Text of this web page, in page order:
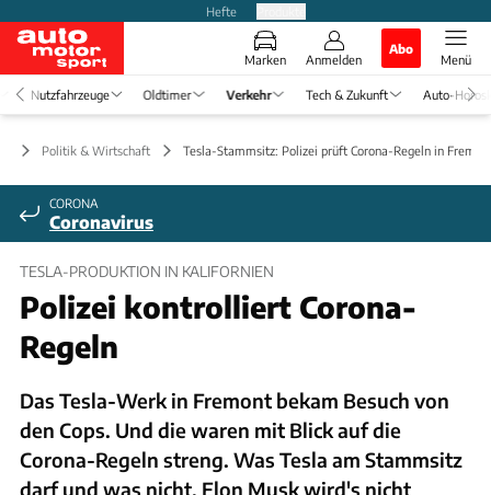
Hefte
Marken Anmelden
Abo
Menü
Nutzfahrzeuge Oldtimer Verkehr Tech & Zukunft Auto-
Politik & Wirtschaft Tesla-Stammsitz: Polizei prüft Corona-Regeln in
CORONA
Coronavirus
TESLA-PRODUKTION IN KALIFORNIEN
Polizei kontrolliert Corona-
Regeln
Das Tesla-Werk in Fremont bekam Besuch von
den Cops. Und die waren mit Blick auf die
Corona-Regeln streng. Was Tesla am Stammsitz
darf und was nicht. Elon Musk wird's nicht